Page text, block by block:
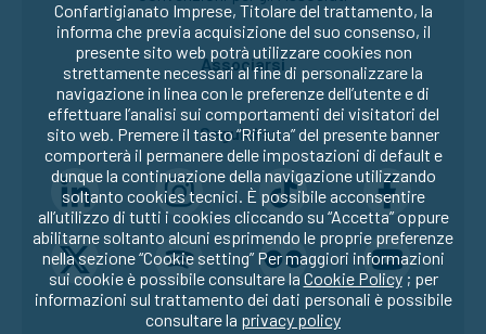
Associarsi
Seguici su:
Confartigianato Imprese, Titolare del trattamento, la
informa che previa acquisizione del suo consenso, il
presente sito web potrà utilizzare cookies non
strettamente necessari al fine di personalizzare la
navigazione in linea con le preferenze dell’utente e di
effettuare l’analisi sui comportamenti dei visitatori del
sito web. Premere il tasto “Rifiuta” del presente banner
comporterà il permanere delle impostazioni di default e
dunque la continuazione della navigazione utilizzando
soltanto cookies tecnici. È possibile acconsentire
all’utilizzo di tutti i cookies cliccando su “Accetta” oppure
abilitarne soltanto alcuni esprimendo le proprie preferenze
nella sezione “Cookie setting” Per maggiori informazioni
sui cookie è possibile consultare la Cookie Policy; per
informazioni sul trattamento dei dati personali è possibile
consultare la privacy policy